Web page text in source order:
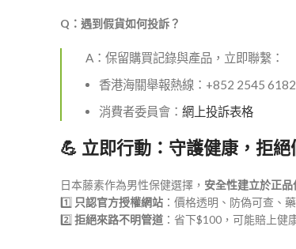
Q：遇到假貨如何投訴？
A：保留購買記錄與產品，立即聯繫：
香港海關舉報熱線：+852 2545 6182
消費者委員會： 網上投訴表格
💪 立即行動：守護健康，拒絕
日本藤素作為男性保健選擇， 安全性建立於正品
1️⃣ 只認官方授權網站 ：價格透明、防偽可查、
2️⃣ 拒絕來路不明管道 ：省下$100，可能賠上健